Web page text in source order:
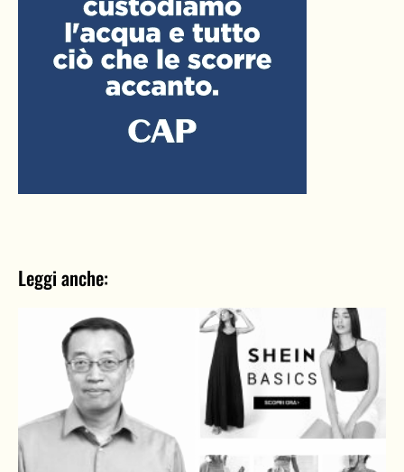
Leggi anche: